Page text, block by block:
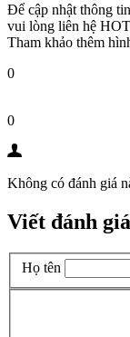
Để cập nhật thông
vui lòng liên hệ
Tham khảo thêm
0
0
Không có đánh giá
Viết đánh giá
Họ tên